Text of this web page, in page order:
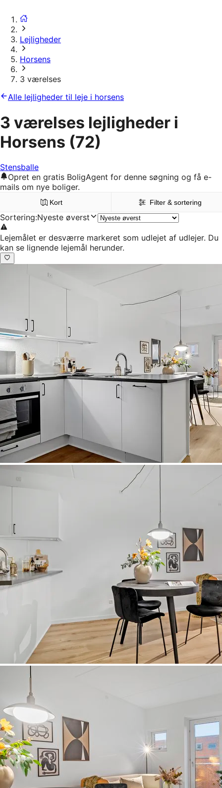
Lejligheder
Horsens
3 værelses
Alle lejligheder til leje i horsens
3 værelses lejligheder i
Horsens (72)
Stensballe
Opret en gratis BoligAgent for denne søgning og få e-
mails om nye boliger.
Kort Filter & sortering
Sortering:Nyeste øverst
Lejemålet er desværre markeret som udlejet af udlejer. Du
kan se lignende lejemål herunder.